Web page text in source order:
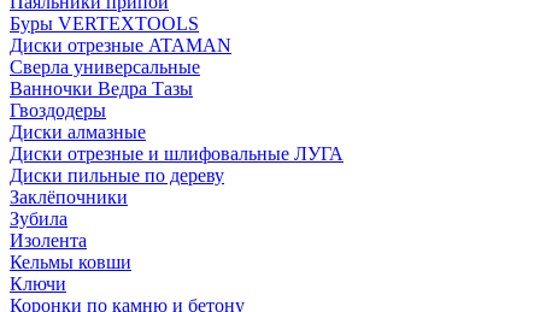
Буры VERTEXTOOLS
Диски отрезные ATAMAN
Сверла универсальные
Ванночки Ведра Тазы
Гвоздодеры
Диски алмазные
Диски отрезные и шлифовальные ЛУГА
Диски пильные по дереву
Заклёпочники
Зубила
Изолента
Кельмы ковши
Ключи
Коронки по камню и бетону